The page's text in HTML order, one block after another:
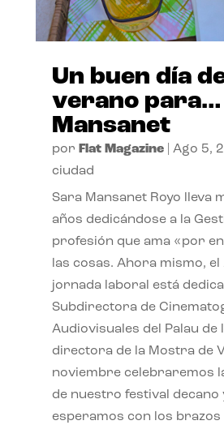
Un buen día
verano para…
Mansanet
por Flat Magazine| Ago 5,
ciudad
Sara Mansanet Royo lleva
años dedicándose a la
profesión que ama «por
las cosas. Ahora mismo, el
jornada laboral está
Subdirectora de
Audiovisuales del Palau de
directora de la Mostra de
noviembre celebraremos
de nuestro festival decano
esperamos con los